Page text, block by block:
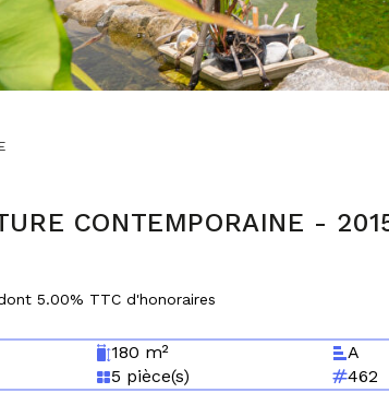
CONTEMPORAINE -
5.00% TTC d'honoraires
180 m²
A
5 pièce(s) 462